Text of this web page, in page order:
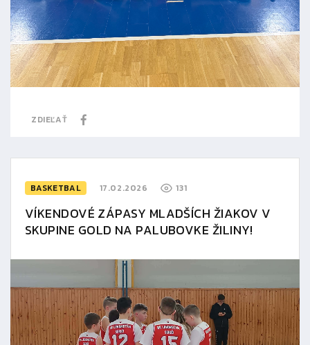
ZDIEĽAŤ
BASKETBAL 17.02.2026 131
VÍKENDOVÉ ZÁPASY MLADŠÍCH ŽIAKOV V
SKUPINE GOLD NA PALUBOVKE ŽILINY!